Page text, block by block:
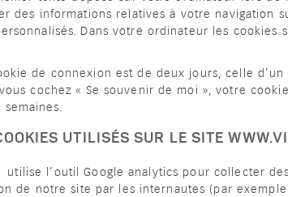
des informations relatives à votre navigation
Dans votre ordinateur les cookies
de connexion est de deux jours, celle d’un
cochez « Se souvenir de moi », votre
UTILISÉS SUR LE SITE
utilise l’outil Google analytics pour collecter
de notre site par les internautes (par